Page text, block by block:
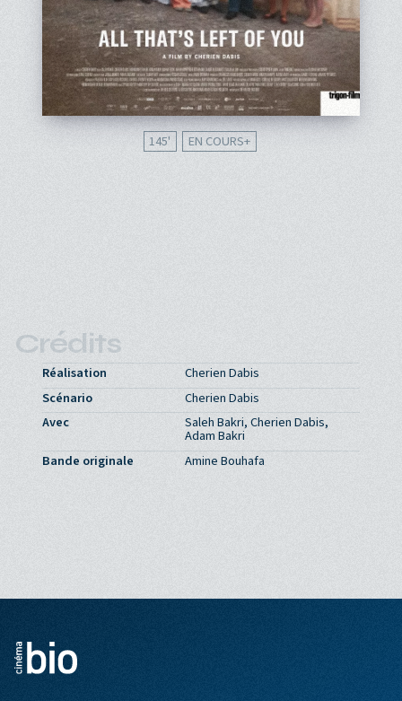
145' EN COURS
Crédits
Réalisation
Cherien Dabis
Scénario
Cherien Dabis
Avec
Saleh Bakri, Cherien Dabis,
Adam Bakri
Bande originale
Amine Bouhafa